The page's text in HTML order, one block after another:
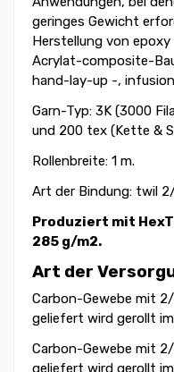
geringes Gewicht
Herstellung von
Acrylat-composite-
hand-lay-up -,
Garn-Typ: 3K (3000
und 200 tex (Kette &
Rollenbreite: 1 m.
Art der Bindung: twil
Produziert mit
285 g/m2.
Art der
Carbon-Gewebe mit
geliefert wird gerollt
Carbon-Gewebe mit
geliefert wird gerollt